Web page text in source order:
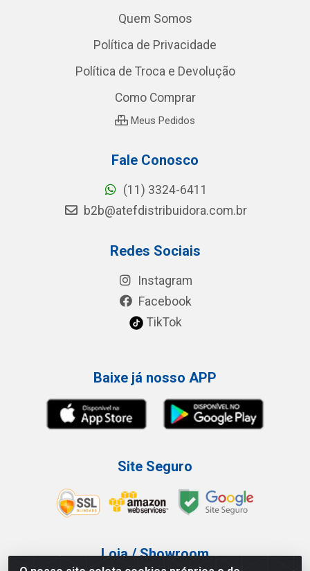
Quem Somos
Política de Privacidade
Política de Troca e Devolução
Como Comprar
Meus Pedidos
Fale Conosco
(11) 3324-6411
b2b@atefdistribuidora.com.br
Redes Sociais
Instagram
Facebook
TikTok
Baixe já nosso APP
Site Seguro
Loja / Showroom